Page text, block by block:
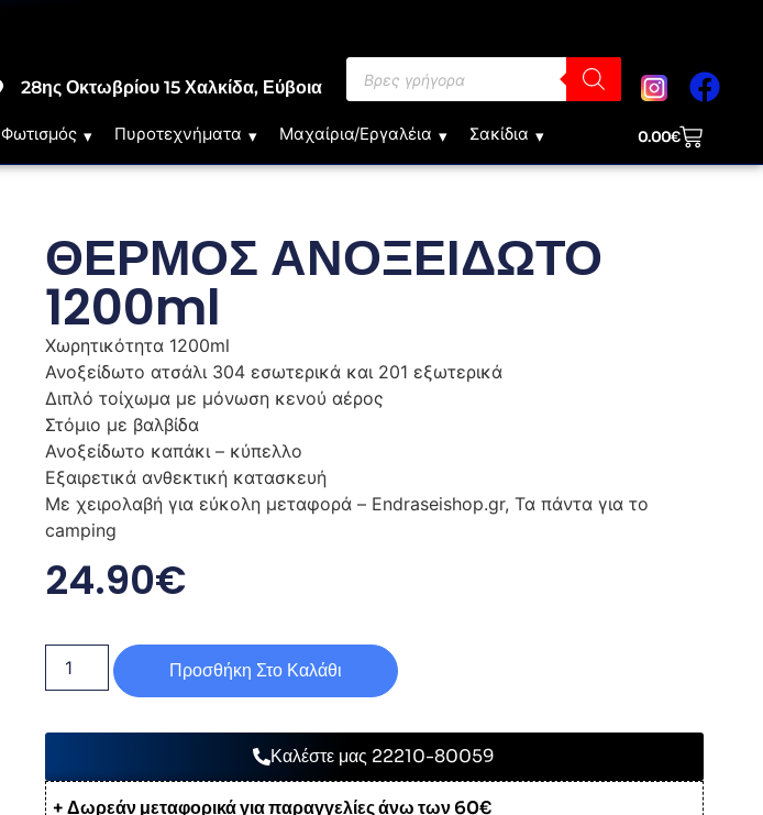
28ης Οκτωβρίου 15 Χαλκίδα, Εύβοια
Φωτισμός Πυροτεχνήματα Μαχαίρια/Εργαλέια Σακίδια 0.00€
ΘΕΡΜΟΣ ΑΝΟΞΕΙΔΩΤΟ
1200ml
Χωρητικότητα 1200ml
Ανοξείδωτο ατσάλι 304 εσωτερικά και 201 εξωτερικά
Διπλό τοίχωμα με μόνωση κενού αέρος
Στόμιο με βαλβίδα
Ανοξείδωτο καπάκι – κύπελλο
Εξαιρετικά ανθεκτική κατασκευή
Με χειρολαβή για εύκολη μεταφορά – Endraseishop.gr, Τα πάντα για το
camping
24.90€
Προσθήκη Στο Καλάθι
Καλέστε μας 22210-80059
+ Δωρεάν μεταφορικά για παραγγελίες άνω των 60€